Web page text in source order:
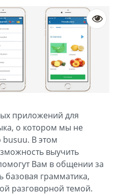
приложений для
о котором мы не
В этом
выучить
Вам в общении за
базовая грамматика,
разговорной темой.